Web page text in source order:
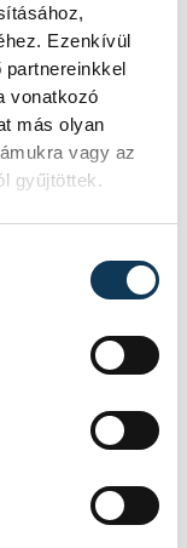
Ezenkívül
partnereinkkel
vonatkozó
más olyan
vagy az
gyűjtöttek.